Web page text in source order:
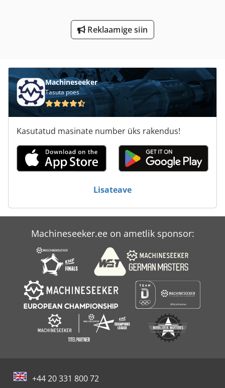
Tee-Ehitusmasinad Reklaamige siin
Machineseeker
Tasuta poes
Kasutatud masinate number üks rakendus!
Lisateave
Machineseeker.ee on ametlik sponsor:
+44 20 331 800 72